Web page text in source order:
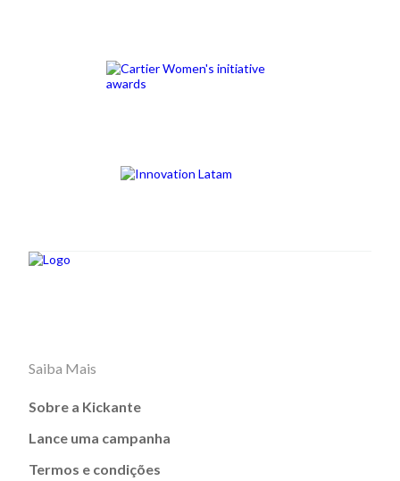
Saiba Mais
Sobre a Kickante
Lance uma campanha
Termos e condições